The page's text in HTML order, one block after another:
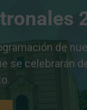
de
se celebrarán